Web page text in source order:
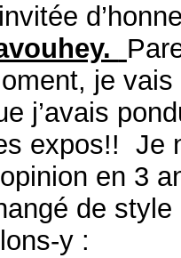
je
j’avais
expos!! Je
en 3
de
y :